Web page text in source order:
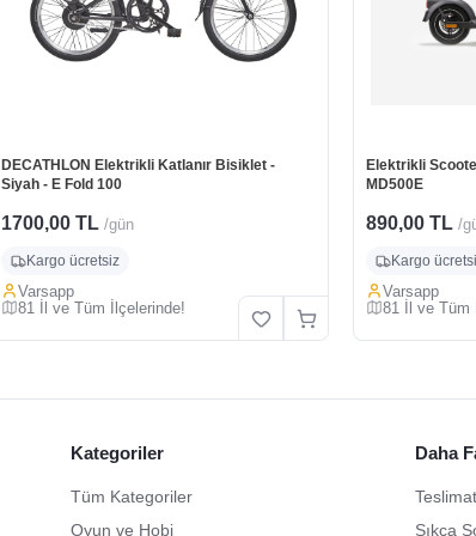
DECATHLON Elektrikli Katlanır Bisiklet -
Siyah - E Fold 100
1700,00 TL /gün
Kargo ücretsiz
Varsapp
81 İl ve Tüm İlçelerinde!
Elektrikli
MD500E
890,00 TL /
Kargo
Varsapp
81 İl ve Tüm
Kategoriler
Tüm Kategoriler
Oyun ve Hobi
Daha
Sıkça